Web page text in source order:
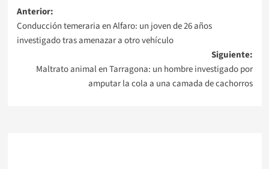
Navegación
de
entradas
Anterior:
Conducción temeraria en Alfaro: un joven de 26 años
investigado tras amenazar a otro vehículo
Siguiente:
Maltrato animal en Tarragona: un hombre investigado por
amputar la cola a una camada de cachorros